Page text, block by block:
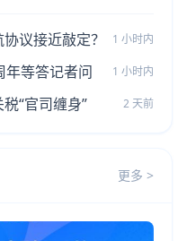
议接近敲定？ 1 小时内
年等答记者问 1 小时内
“官司缠身” 2 天前
更多 >